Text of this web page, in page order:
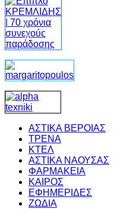
ΑΣΤΙΚΑ ΒΕΡΟΙΑΣ
ΤΡΕΝΑ
ΚΤΕΛ
ΑΣΤΙΚΑ ΝΑΟΥΣΑΣ
ΦΑΡΜΑΚΕΙΑ
ΚΑΙΡΟΣ
ΕΦΗΜΕΡΙΔΕΣ
ΖΩΔΙΑ